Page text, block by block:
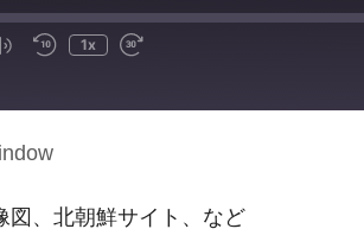
1x
図、北朝鮮サイト、など